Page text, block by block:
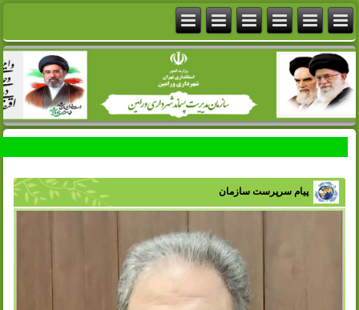
پیام سرپرست سازمان